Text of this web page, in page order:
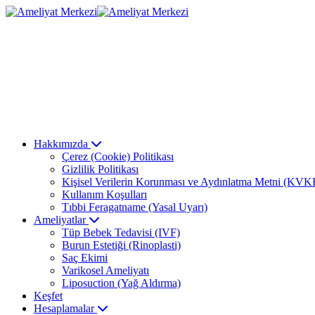
Hakkımızda
Çerez (Cookie) Politikası
Gizlilik Politikası
Kişisel Verilerin Korunması ve Aydınlatma Metni
Kullanım Koşulları
Tıbbi Feragatname (Yasal Uyarı)
Ameliyatlar
Tüp Bebek Tedavisi (IVF)
Burun Estetiği (Rinoplasti)
Saç Ekimi
Varikosel Ameliyatı
Liposuction (Yağ Aldırma)
Keşfet
Hesaplamalar